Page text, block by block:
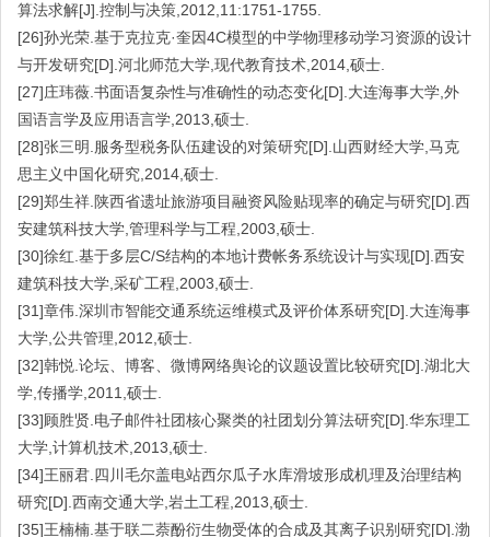
算法求解[J].控制与决策,2012,11:1751-1755.
[26]孙光荣.基于克拉克·奎因4C模型的中学物理移动学习资源的设计
与开发研究[D].河北师范大学,现代教育技术,2014,硕士.
[27]庄玮薇.书面语复杂性与准确性的动态变化[D].大连海事大学,外
国语言学及应用语言学,2013,硕士.
[28]张三明.服务型税务队伍建设的对策研究[D].山西财经大学,马克
思主义中国化研究,2014,硕士.
[29]郑生祥.陕西省遗址旅游项目融资风险贴现率的确定与研究[D].西
安建筑科技大学,管理科学与工程,2003,硕士.
[30]徐红.基于多层C/S结构的本地计费帐务系统设计与实现[D].西安
建筑科技大学,采矿工程,2003,硕士.
[31]章伟.深圳市智能交通系统运维模式及评价体系研究[D].大连海事
大学,公共管理,2012,硕士.
[32]韩悦.论坛、博客、微博网络舆论的议题设置比较研究[D].湖北大
学,传播学,2011,硕士.
[33]顾胜贤.电子邮件社团核心聚类的社团划分算法研究[D].华东理工
大学,计算机技术,2013,硕士.
[34]王丽君.四川毛尔盖电站西尔瓜子水库滑坡形成机理及治理结构
研究[D].西南交通大学,岩土工程,2013,硕士.
[35]王楠楠.基于联二萘酚衍生物受体的合成及其离子识别研究[D].渤